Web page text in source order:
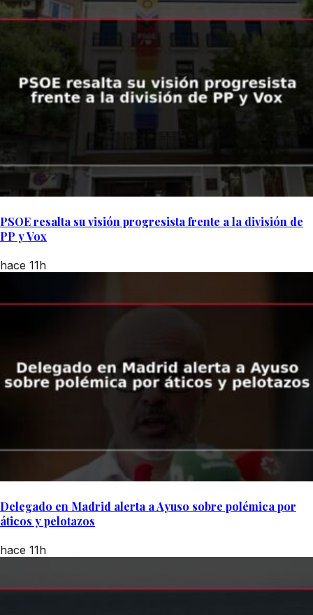
PSOE resalta su visión progresista frente a la división de
PP y Vox
hace 11h
Delegado en Madrid alerta a Ayuso sobre polémica por
áticos y pelotazos
hace 11h